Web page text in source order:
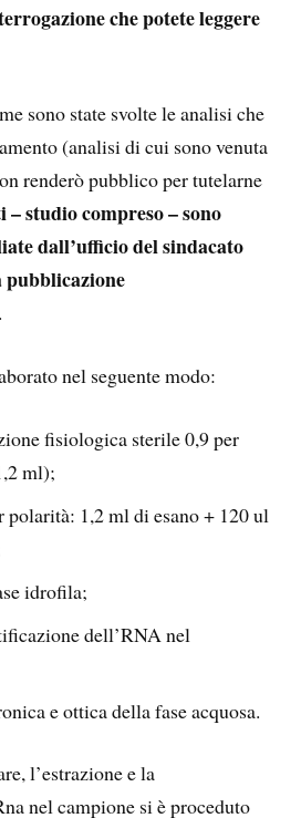
che potete leggere
sono state svolte le analisi che
(analisi di cui sono venuta
renderò pubblico per tutelarne
– studio compreso – sono
dall’ufficio del sindacato
nel seguente modo:
fisiologica sterile 0,9 per
ml);
polarità: 1,2 ml di esano + 120 ul
idrofila;
dell’RNA nel
e ottica della fase acquosa.
l’estrazione e la
nel campione si è proceduto